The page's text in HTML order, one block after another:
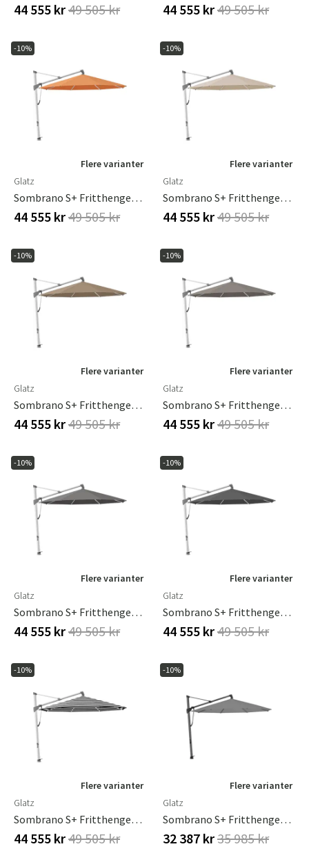
44 555 kr49 505 kr 44 555 kr49 505 kr
-10%
Flere varianter
Glatz
Sombrano S+ Fritthengende Parasoll 400 Cm Anodisert Aluminium Kat.5 802 Sienna
44 555 kr49 505 kr
-10%
Flere varianter
Glatz
Sombrano S+ Fritthengende Parasoll 400 Cm Anodisert Aluminium Kat.5 803 Linen
44 555 kr49 505 kr
-10%
Flere varianter
Glatz
Sombrano S+ Fritthengende Parasoll 400 Cm Anodisert Aluminium Kat.5 805 Walnut
44 555 kr49 505 kr
-10%
Flere varianter
Glatz
Sombrano S+ Fritthengende Parasoll 400 Cm Anodisert Aluminium Kat.5 806 Forge
44 555 kr49 505 kr
-10%
Flere varianter
Glatz
Sombrano S+ Fritthengende Parasoll 400 Cm Anodisert Aluminium Kat.5 807 Lava
44 555 kr49 505 kr
-10%
Flere varianter
Glatz
Sombrano S+ Fritthengende Parasoll 400 Cm Anodisert Aluminium Kat.5 809 Midnight
44 555 kr49 505 kr
-10%
Flere varianter
Glatz
Sombrano S+ Fritthengende Parasoll 400 Cm Anodisert Aluminium Kat.5 810 Black Stripe
44 555 kr49 505 kr
-10%
Flere varianter
Glatz
Sombrano S+ Fritthengende Parasoll 400 Cm Kat.4 Antrasitt Aluminium / 420 Smoke
32 387 kr35 985 kr